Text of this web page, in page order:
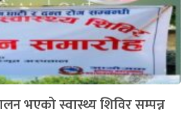
भएको स्वास्थ्य शिविर सम्पन्न